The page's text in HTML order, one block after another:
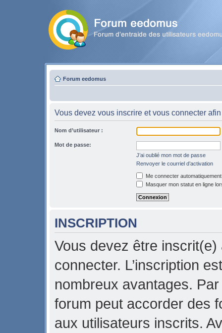
Forum eedomus
Vous devez vous inscrire et vous connecter
Nom d’utilisateur :
Mot de passe:
J’ai oublié mon mot de passe
Renvoyer le courriel d’activation
Me connecter
Masquer mon statut en ligne
INSCRIPTION
Vous devez être
connecter. L’inscription
nombreux avantages.
forum peut accorder des
aux utilisateurs inscrits.